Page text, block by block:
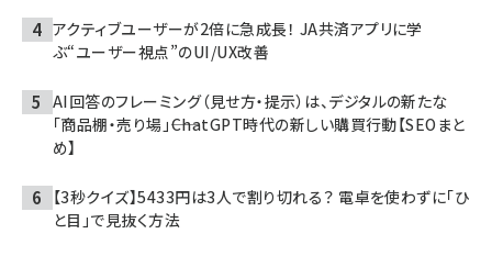
アクティブユーザーが2倍に急成長！ JA共済アプリに学
ぶ“ユーザー視点”のUI/UX改善
AI回答のフレーミング（見せ方・提示）は、デジタルの新たな
「商品棚・売り場」――ChatGPT時代の新しい購買行動【SEOまと
め】
【3秒クイズ】5433円は3人で割り切れる？ 電卓を使わずに「ひ
と目」で見抜く方法